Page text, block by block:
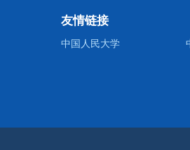
友情链接
中国人民大学